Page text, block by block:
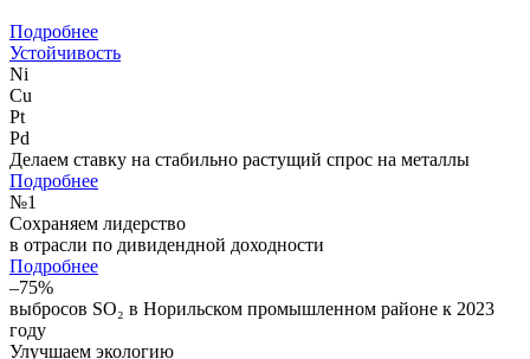
Подробнее
Устойчивость
Ni
Cu
Pt
Pd
Делаем ставку на стабильно растущий спрос на металлы
Подробнее
№1
Сохраняем лидерство
в отрасли по дивидендной доходности
Подробнее
–75%
выбросов SO₂ в Норильском промышленном районе к 2023
году
Улучшаем экологию